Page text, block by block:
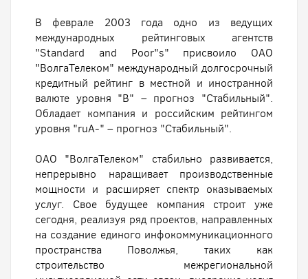
В феврале 2003 года одно из ведущих
международных рейтинговых агентств
"Standard and Poor"s" присвоило ОАО
"ВолгаТелеком" международный долгосрочный
кредитный рейтинг в местной и иностранной
валюте уровня "B" – прогноз "Стабильный".
Обладает компания и российским рейтингом
уровня "ruA-" – прогноз "Стабильный".
ОАО "ВолгаТелеком" стабильно развивается,
непрерывно наращивает производственные
мощности и расширяет спектр оказываемых
услуг. Свое будущее компания строит уже
сегодня, реализуя ряд проектов, направленных
на создание единого инфокоммуникационного
пространства Поволжья, таких как
строительство межрегиональной